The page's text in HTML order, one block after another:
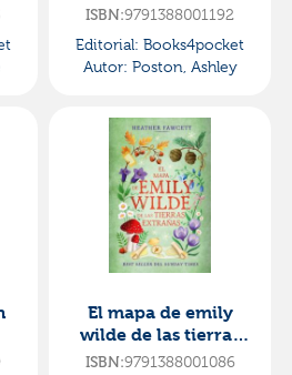
ISBN:9791388001192
Editorial: Books4pocket
Autor: Poston, Ashley
El mapa de emily
wilde de las tierras
extrañas
ISBN:9791388001086